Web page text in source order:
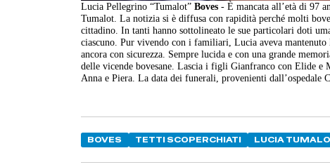
Lucia Pellegrino “Tumalot”Boves - È mancata all’età di 97
Tumalot. La notizia si è diffusa con rapidità perché molti
cittadino. In tanti hanno sottolineato le sue particolari doti
ciascuno. Pur vivendo con i familiari, Lucia aveva
ancora con sicurezza. Sempre lucida e con una grande
delle vicende bovesane. Lascia i figli Gianfranco con Elide
Anna e Piera. La data dei funerali, provenienti dall’ospedale
BOVES TETTI SCOPERCHIATI LUCIA